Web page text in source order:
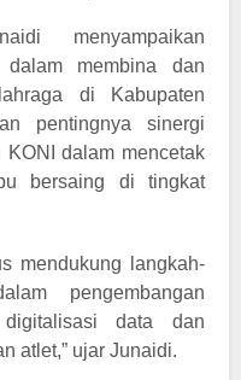
menyampaikan
membina dan
di Kabupaten
pentingnya sinergi
dalam mencetak
bersaing di tingkat
mendukung langkah-
pengembangan
data dan
atlet,” ujar Junaidi.